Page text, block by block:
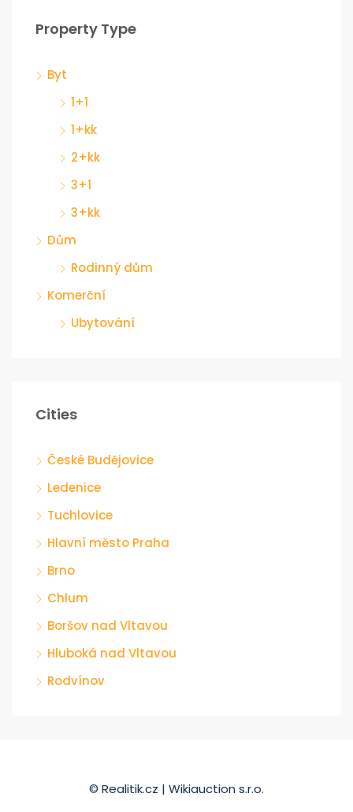
Property Type
Byt
1+1
1+kk
2+kk
3+1
3+kk
Dům
Rodinný dům
Komerční
Ubytování
Cities
České Budějovice
Ledenice
Tuchlovice
Hlavní město Praha
Brno
Chlum
Boršov nad Vltavou
Hluboká nad Vltavou
Rodvínov
© Realitik.cz | Wikiauction s.r.o.